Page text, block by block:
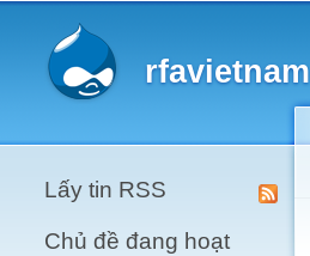
rfavietnam
Lấy tin RSS
Chủ đề đang hoạt